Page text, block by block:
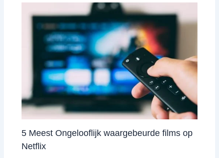
5 Meest Ongelooflijk waargebeurde films op
Netflix